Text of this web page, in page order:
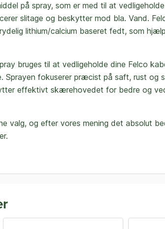
på spray, som er med til at
slitage og beskytter mod bla. Vand.
lithium/calcium baseret fedt, som
bruges til at vedligeholde dine Felco
Sprayen fokuserer præcist på saft, rust og
effektivt skærehovedet for bedre og
valg, og efter vores mening det absolut